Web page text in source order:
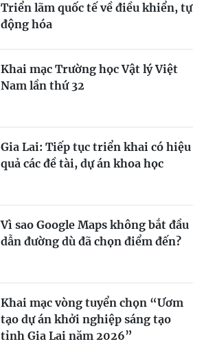
Triển lãm quốc tế về điều khiển, tự
động hóa
Khai mạc Trường học Vật lý Việt
Nam lần thứ 32
Gia Lai: Tiếp tục triển khai có hiệu
quả các đề tài, dự án khoa học
Vì sao Google Maps không bắt đầu
dẫn đường dù đã chọn điểm đến?
Khai mạc vòng tuyển chọn “Ươm
tạo dự án khởi nghiệp sáng tạo
tỉnh Gia Lai năm 2026”